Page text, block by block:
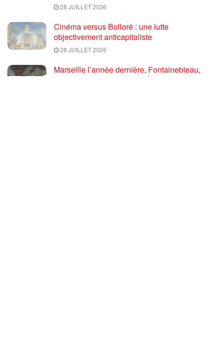
28 JUILLET 2026
Cinéma versus Bolloré : une lutte
objectivement anticapitaliste
28 JUILLET 2026
Marseille l’année dernière, Fontainebleau,
Arcachon, la Drôme et les Écrins cette année